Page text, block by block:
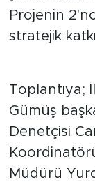
Projenin
stratejik
Toplantıya;
Gümüş
Denetçisi
Müdürü